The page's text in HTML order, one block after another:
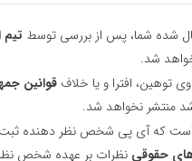
شده شما، پس از بررسی توسط تیم
شد.
توهین، افترا و یا خلاف قوانین
منتشر نخواهد شد.
است که آی پی شخص نظر دهنده
حقوقی نظرات بر عهده شخص